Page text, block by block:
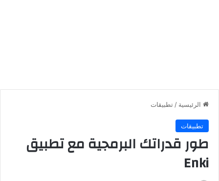
الرئيسية / تطبيقات
تطبيقات
طور قدراتك البرمجية مع تطبيق
Enki